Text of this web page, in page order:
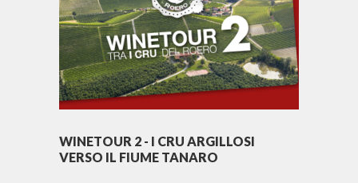
WINETOUR 2 - I CRU ARGILLOSI
VERSO IL FIUME TANARO